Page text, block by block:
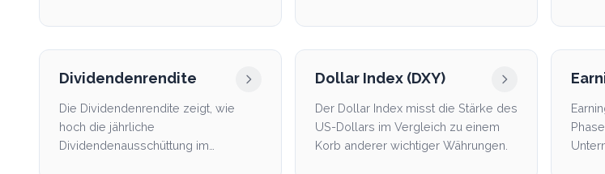
Finanzprodukts.
Dividendenrendite
Die Dividendenrendite zeigt, wie
hoch die jährliche
Dividendenausschüttung im
Dollar Index (DXY)
Der Dollar Index misst die Stärke des
US-Dollars im Vergleich zu einem
Korb anderer wichtiger Währungen.